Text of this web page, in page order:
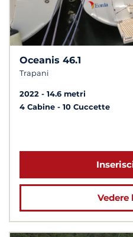
Oceanis 46.1
Trapani
2022
14.6 metri
4 Cabine
10 Cuccette
Vedere